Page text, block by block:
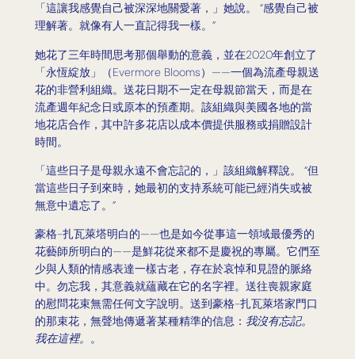
「這讓我感覺自己被深深地關愛著，」她說。 “感覺自己被
理解著。就像有人一直記得我一樣。”
她花了三年時間思考那個舉動的意義，並在2020年創立了
「永恆綻放」（Evermore Blooms）——一個為流產母親送
花的非營利組織。送花日期不一定在母親節當天，而是在
流產週年紀念日或原本的預產期。該組織與美國各地的當
地花店合作，其中許多花店以成本價提供服務或捐贈設計
時間。
「這些日子是母親永遠不會忘記的，」該組織解釋說。 “但
當這些日子到來時，她最初的支持系統可能已經消失或被
無意中遺忘了。”
豪格-扎瓦萊塔明白的——也是如今從事這一領域最優秀的
花藝師所明白的——是鮮花從來都不是慶祝的專屬。它們至
少與人類的情感表達一樣古老，存在於哀悼和見證的脈絡
中。勿忘我，其意義就蘊藏在它的名字裡。送往喪親家庭
的慰問花束無需任何文字說明。送到豪格-扎瓦萊塔家門口
的那束花，無聲地傳遞著某種精準的信息： 我沒有忘記。
我在這裡。 。